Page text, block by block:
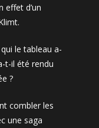
effet d’un
le tableau a-
t-il été rendu
?
combler les
une saga